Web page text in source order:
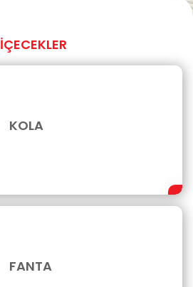
İÇECEKLER
KOLA
FANTA